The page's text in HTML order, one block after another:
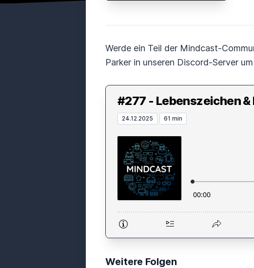
Werde ein Teil der Mindcast-
Parker in unseren Discord-Server
#277 - Lebenszeichen
24.12.2025 61 min
Weitere Folgen